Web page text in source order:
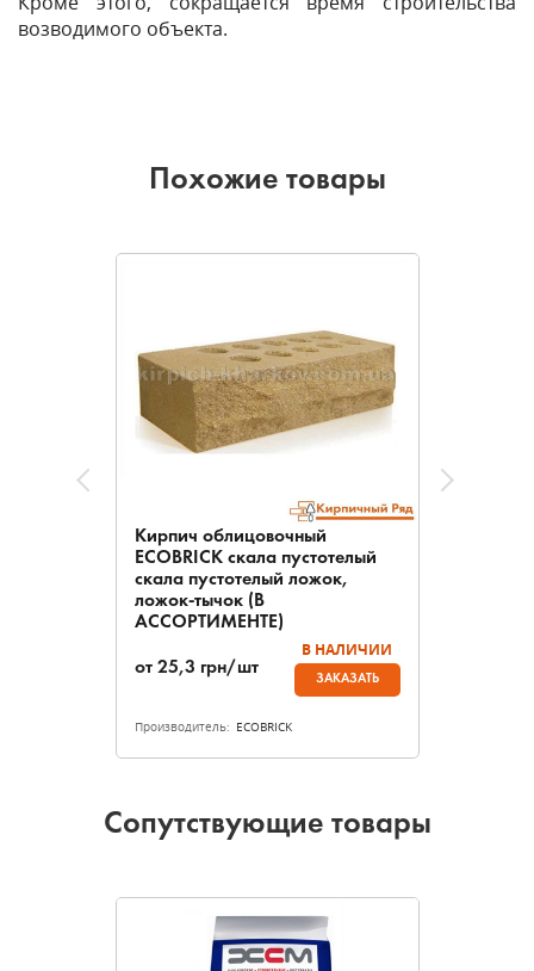
возводимого объекта.
Похожие товары
Кирпич облицовочный
ECOBRICK скала пустотелый
скала пустотелый ложок,
ложок-тычок (В
АССОРТИМЕНТЕ)
от 25,3 грн/шт
В НАЛИЧИИ
ЗАКАЗАТЬ
Производитель: ECOBRICK
Сопутствующие товары